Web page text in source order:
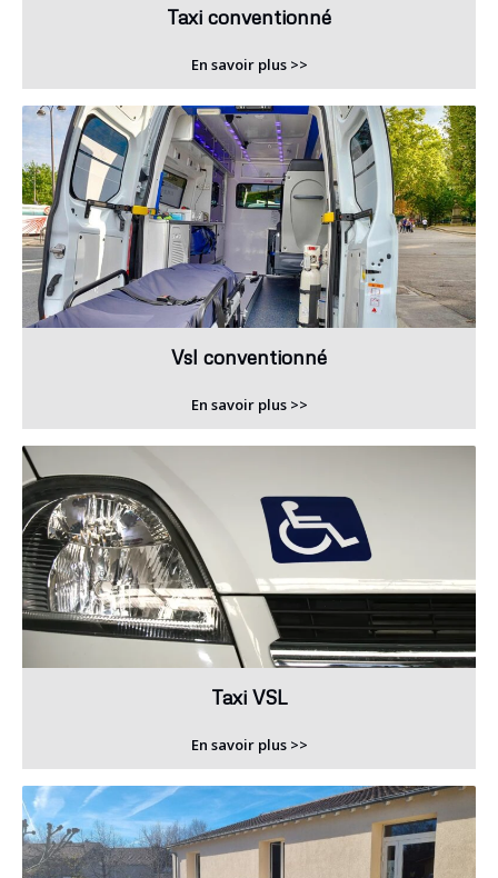
Taxi conventionné
En savoir plus >>
Vsl conventionné
En savoir plus >>
Taxi VSL
En savoir plus >>